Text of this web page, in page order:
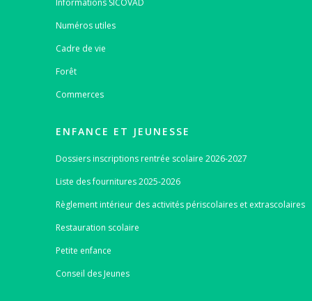
Numéros utiles
Cadre de vie
Forêt
Commerces
ENFANCE ET JEUNESSE
Dossiers inscriptions rentrée scolaire 2026-2027
Liste des fournitures 2025-2026
Règlement intérieur des activités périscolaires et extrascolaires
Restauration scolaire
Petite enfance
Conseil des Jeunes